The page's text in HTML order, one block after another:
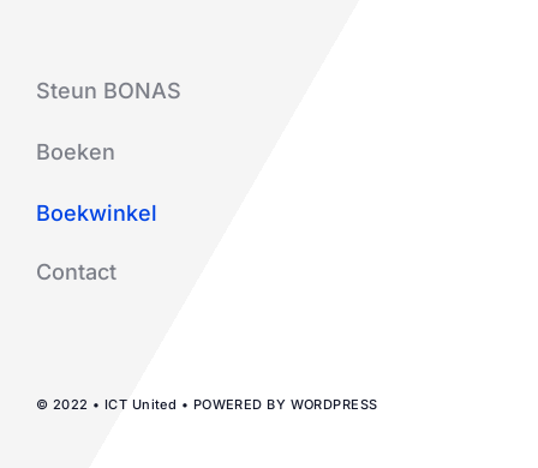
Steun BONAS
Boeken
Boekwinkel
Contact
© 2022 • ICT United • POWERED BY WORDPRESS